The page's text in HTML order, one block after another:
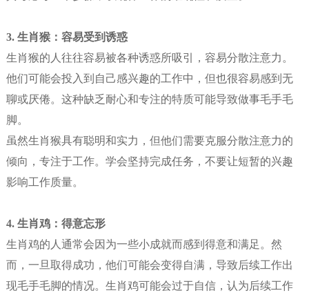
3. 生肖猴：容易受到诱惑
生肖猴的人往往容易被各种诱惑所吸引，容易分散注意力。
他们可能会投入到自己感兴趣的工作中，但也很容易感到无
聊或厌倦。这种缺乏耐心和专注的特质可能导致做事毛手毛
脚。
虽然生肖猴具有聪明和实力，但他们需要克服分散注意力的
倾向，专注于工作。学会坚持完成任务，不要让短暂的兴趣
影响工作质量。
4. 生肖鸡：得意忘形
生肖鸡的人通常会因为一些小成就而感到得意和满足。然
而，一旦取得成功，他们可能会变得自满，导致后续工作出
现毛手毛脚的情况。生肖鸡可能会过于自信，认为后续工作